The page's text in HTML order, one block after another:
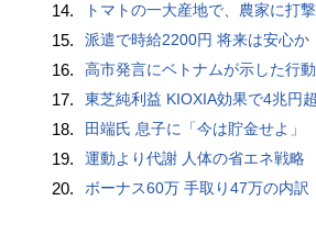
14. トマトの一大産地で、農家に打撃
15. 派遣で時給2200円 将来は安心か
16. 高市発言にベトナムが示した行動
17. 東芝純利益 KIOXIA効果で4兆円超
18. 田端氏 息子に「今は貯金せよ」
19. 運動より代謝 人体の省エネ戦略
20. ボーナス60万 手取り47万の内訳